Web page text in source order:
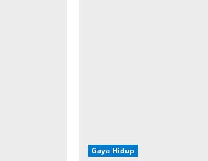
Gaya Hidup